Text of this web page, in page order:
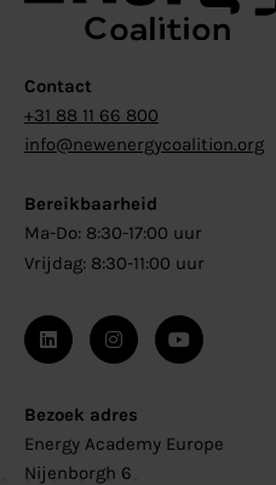
Contact
+31 88 11 66 800
info@newenergycoalition.org
Bereikbaarheid
Ma-Do: 8:30-17:00 uur
Vrijdag: 8:30-11:00 uur
Bezoek adres
Energy Academy Europe
Nijenborgh 6